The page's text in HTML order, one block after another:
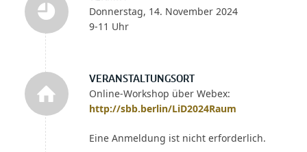
Donnerstag, 14. November 2024
9-11 Uhr
VERANSTALTUNGSORT
Online-Workshop über Webex:
http://sbb.berlin/LiD2024Raum
Eine Anmeldung ist nicht erforderlich.